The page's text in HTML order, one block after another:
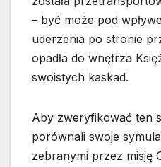
– być może pod
uderzenia po stronie
opadła do wnętrza
swoistych kaskad.
Aby zweryfikować ten
porównali swoje
zebranymi przez misję